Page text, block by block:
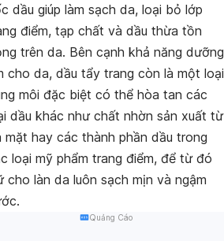
dầu giúp làm sạch da, loại bỏ lớp
điểm, tạp chất và dầu thừa tồn
trên da. Bên cạnh khả năng dưỡng
cho da, dầu tẩy trang còn là một loại
môi đặc biệt có thể hòa tan các
dầu khác như chất nhờn sản xuất từ
mặt hay các thành phần dầu trong
loại mỹ phẩm trang điểm, để từ đó
cho làn da luôn sạch mịn và ngậm
Quảng Cáo